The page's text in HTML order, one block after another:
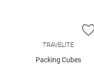
TRAVELITE
Packing Cubes